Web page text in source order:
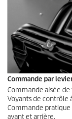
Commande par
Commande aisée
Voyants de contrôle
Commande pratique
avant et arrière.